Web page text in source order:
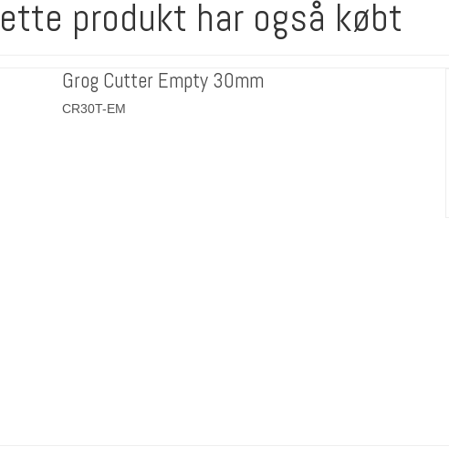
produkt har også købt
Grog Cutter Empty 30mm
CR30T-EM